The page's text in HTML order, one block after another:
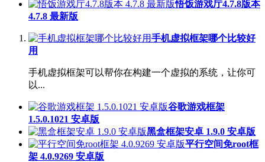
悟饭游戏厅4.7.8版本
4.7.8 最新版
手机虚拟框架哪个比较好
用
手机虚拟框架可以帮你在构建一个虚拟的系统，让你可
以...
谷歌游戏框架
1.5.0.1021 安卓版
黑盒框架安卓 1.9.0 安卓版
平行空间免root框
架 4.0.9269 安卓版